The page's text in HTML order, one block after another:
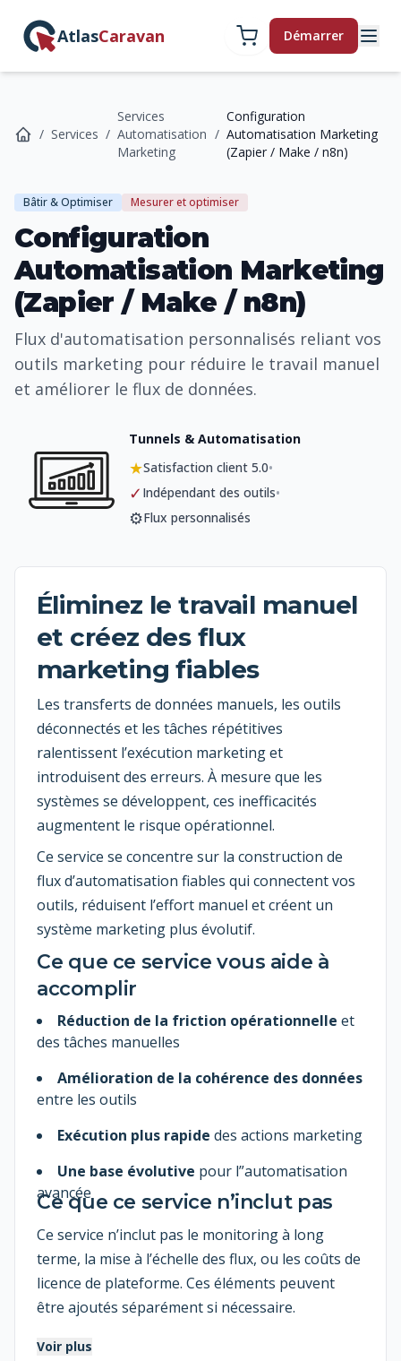
AtlasCaravan Démarrer
/ Services /
Services
Automatisation
Marketing
/
Configuration
Automatisation Marketing
(Zapier / Make / n8n)
Bâtir & Optimiser Mesurer et optimiser
Configuration
Automatisation Marketing
(Zapier / Make / n8n)
Flux d'automatisation personnalisés reliant vos
outils marketing pour réduire le travail manuel
et améliorer le flux de données.
Tunnels & Automatisation
★Satisfaction client 5.0•
✓ Indépendant des outils•
⚙️Flux personnalisés
Éliminez le travail manuel
et créez des flux
marketing fiables
Les transferts de données manuels, les outils
déconnectés et les tâches répétitives
ralentissent l’exécution marketing et
introduisent des erreurs. À mesure que les
systèmes se développent, ces inefficacités
augmentent le risque opérationnel.
Ce service se concentre sur la construction de
flux d’automatisation fiables qui connectent vos
outils, réduisent l’effort manuel et créent un
système marketing plus évolutif.
Ce que ce service vous aide à
accomplir
Réduction de la friction opérationnelle et
des tâches manuelles
Amélioration de la cohérence des données
entre les outils
Exécution plus rapide des actions marketing
Une base évolutive pour l”automatisation
avancée
Ce que ce service n’inclut pas
Ce service n’inclut pas le monitoring à long
terme, la mise à l’échelle des flux, ou les coûts de
licence de plateforme. Ces éléments peuvent
être ajoutés séparément si nécessaire.
Voir plus